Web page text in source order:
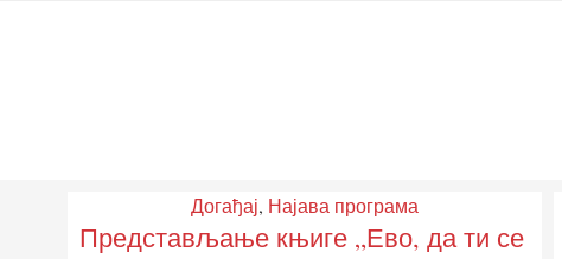
Догађај, Најава програма
Представљање књиге „Ево, да ти се